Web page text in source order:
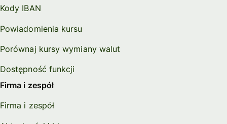
Kody IBAN
Powiadomienia kursu
Porównaj kursy wymiany walut
Dostępność funkcji
Firma i zespół
Firma i zespół